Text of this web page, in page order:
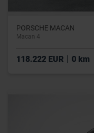
PORSCHE MACAN
Macan 4
118.222 EUR | 0 km